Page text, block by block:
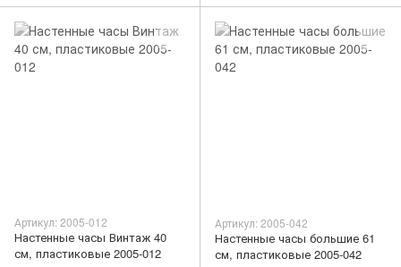
Артикул: 2005-012
Настенные часы Винтаж 40
см, пластиковые 2005-012
Артикул: 2005-042
Настенные часы большие 61
см, пластиковые 2005-042